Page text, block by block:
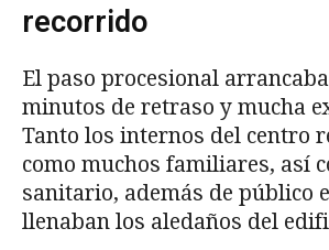
recorrido
El paso procesional
minutos de retraso y mucha
Tanto los internos del centro
como muchos familiares, así
sanitario, además de público
llenaban los aledaños del